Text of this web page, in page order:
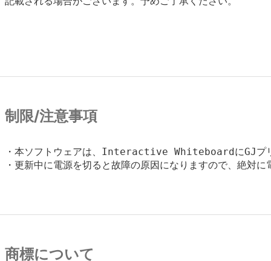
制限/注意事項
・本ソフトウェアは、Interactive WhiteboardにGJプリ
・更新中に電源を切ると故障の原因になりますので、絶対
商標について